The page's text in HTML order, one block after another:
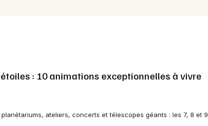
: 10 animations exceptionnelles à vivre
ateliers, concerts et télescopes géants : les 7, 8 et 9